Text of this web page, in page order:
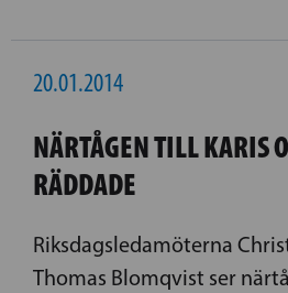
20.01.2014
NÄRTÅGEN TILL KARIS
RÄDDADE
Riksdagsledamöterna
Thomas Blomqvist ser